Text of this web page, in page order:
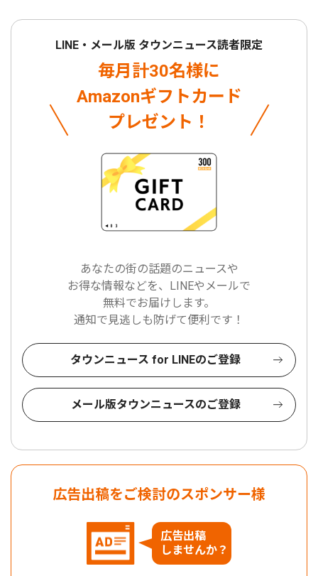
LINE・メール版 タウンニュース読者限定
毎月計30名様に
Amazonギフトカード
プレゼント！
あなたの街の話題のニュースや
お得な情報などを、LINEやメールで
無料でお届けします。
通知で見逃しも防げて便利です！
タウンニュース for LINEのご登録
メール版タウンニュースのご登録
広告出稿をご検討のスポンサー様
広告出稿
しませんか？